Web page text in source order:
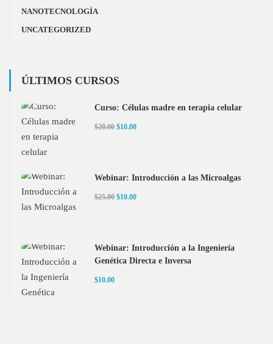
NANOTECNOLOGÍA
UNCATEGORIZED
ÚLTIMOS CURSOS
Curso: Células madre en terapia celular
$20.00 $10.00
Webinar: Introducción a las Microalgas
$25.00 $10.00
Webinar: Introducción a la Ingeniería
Genética Directa e Inversa
$10.00